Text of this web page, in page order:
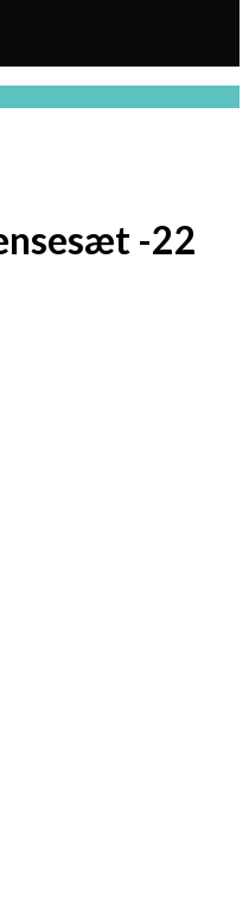
-22